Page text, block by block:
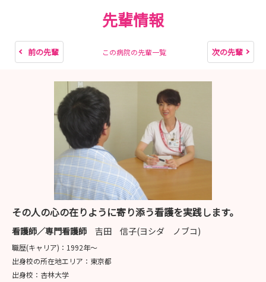
先輩情報
前の先輩 この病院の先輩一覧 次の先輩
その人の心の在りように寄り添う看護を実践します。
看護師／専門看護師 吉田 信子(ヨシダ ノブコ)
職歴(キャリア)： 1992年〜
出身校の所在地エリア： 東京都
出身校： 杏林大学